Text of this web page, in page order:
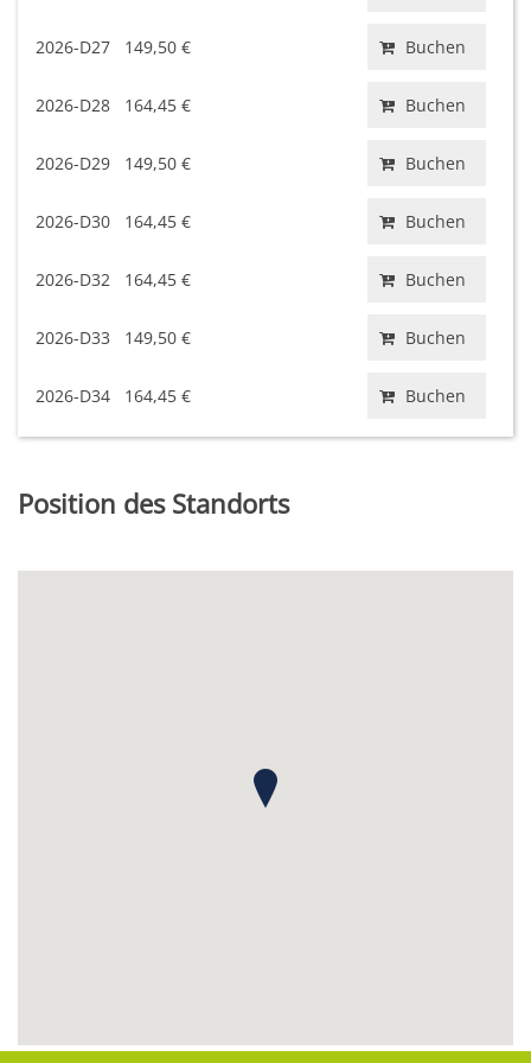
2026-D27 149,50 € Buchen
2026-D28 164,45 € Buchen
2026-D29 149,50 € Buchen
2026-D30 164,45 € Buchen
2026-D32 164,45 € Buchen
2026-D33 149,50 € Buchen
2026-D34 164,45 € Buchen
Position des Standorts